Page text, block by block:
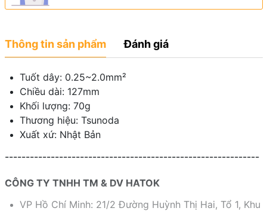
Thông tin sản phẩm Đánh giá
Tuốt dây: 0.25~2.0mm²
Chiều dài: 127mm
Khối lượng: 70g
Thương hiệu: Tsunoda
Xuất xứ: Nhật Bản
-------------------------------------------------------------
CÔNG TY TNHH TM & DV HATOK
VP Hồ Chí Minh: 21/2 Đường Huỳnh Thị Hai, Tổ 1, Khu